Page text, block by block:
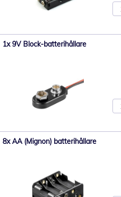
1x 9V Block-batterihållare
8x AA (Mignon) batterihållare